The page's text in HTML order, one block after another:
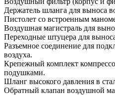
Держатель шланга для выноса
Пистолет со встроенным
Воздушная магистраль для
Переходные штуцера для
Разъемное соединение для
воздуха.
Крепежный комплект
подушками.
Шланг высокого давления в
Обратный клапан воздушной